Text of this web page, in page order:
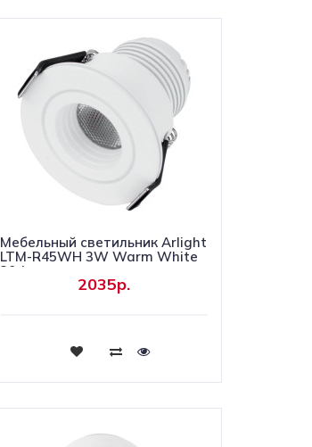
Мебельный светильник Arlight
LTM-R45WH 3W Warm White
30deg
2035р.
Купить